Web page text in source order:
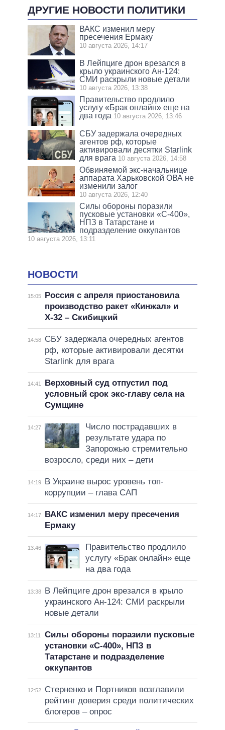
ДРУГИЕ НОВОСТИ ПОЛИТИКИ
ВАКС изменил меру
пресечения Ермаку
10 августа 2026, 14:17
В Лейпциге дрон врезался в
крыло украинского Ан-124:
СМИ раскрыли новые детали
10 августа 2026, 13:38
Правительство продлило
услугу «Брак онлайн» еще на
два года 10 августа 2026, 13:46
СБУ задержала очередных
агентов рф, которые
активировали десятки Starlink
для врага 10 августа 2026, 14:58
Обвиняемой экс-начальнице
аппарата Харьковской ОВА не
изменили залог
10 августа 2026, 12:40
Силы обороны поразили
пусковые установки «С-400»,
НПЗ в Татарстане и
подразделение оккупантов
10 августа 2026, 13:11
НОВОСТИ
15:05
Россия с апреля приостановила
производство ракет «Кинжал» и
Х-32 – Скибицкий
14:58
СБУ задержала очередных агентов
рф, которые активировали десятки
Starlink для врага
14:41
Верховный суд отпустил под
условный срок экс-главу села на
Сумщине
14:27
Число пострадавших в
результате удара по
Запорожью стремительно
возросло, среди них – дети
14:19
В Украине вырос уровень топ-
коррупции – глава САП
14:17
ВАКС изменил меру пресечения
Ермаку
13:46
Правительство продлило
услугу «Брак онлайн» еще
на два года
13:38
В Лейпциге дрон врезался в крыло
украинского Ан-124: СМИ раскрыли
новые детали
13:11
Силы обороны поразили пусковые
установки «С-400», НПЗ в
Татарстане и подразделение
оккупантов
12:52
Стерненко и Портников возглавили
рейтинг доверия среди политических
блогеров – опрос